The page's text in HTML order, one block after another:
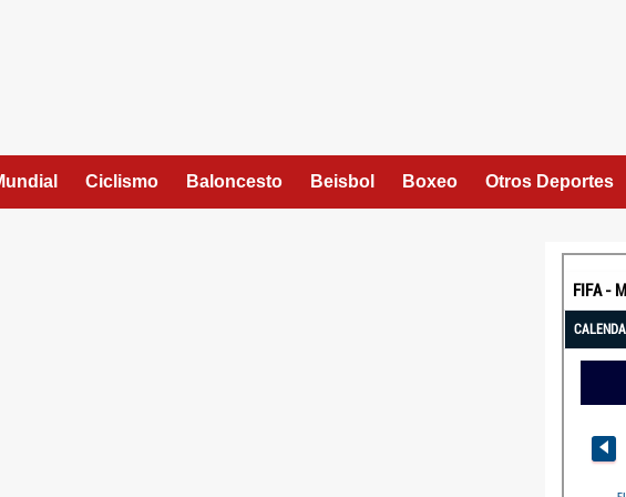
Ciclismo Baloncesto Beisbol Boxeo Otros Deportes